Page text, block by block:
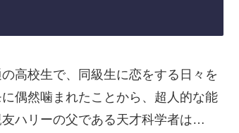
高校生で、同級生に恋をする日々を
偶然噛まれたことから、超人的な能
ハリーの父である天才科学者は…